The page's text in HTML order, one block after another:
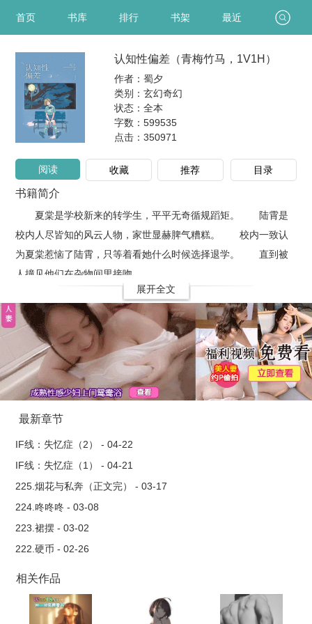
首页 书库 排行 书架 最近
认知性偏差（青梅竹马，1V1H）
作者：蜀夕
类别：玄幻奇幻
状态：全本
字数：599535
点击： 350971
阅读 收藏 推荐 目录
书籍简介
夏棠是学校新来的转学生，平平无奇循规蹈矩。 陆霄是
校内人尽皆知的风云人物，家世显赫脾气糟糕。 校内一致认
为夏棠惹恼了陆霄，只等着看她什么时候选择退学。 直到被
人撞见他们在杂物间里接吻。 ..
展开全文
最新章节
IF线：失忆症（2） - 04-22
IF线：失忆症（1） - 04-21
225.烟花与私奔（正文完） - 03-17
224.咚咚咚 - 03-08
223.裙摆 - 03-02
222.硬币 - 02-26
相关作品